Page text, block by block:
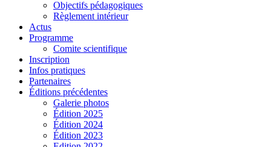
Objectifs pédagogiques
Règlement intérieur
Actus
Programme
Comite scientifique
Inscription
Infos pratiques
Partenaires
Éditions précédentes
Galerie photos
Édition 2025
Édition 2024
Édition 2023